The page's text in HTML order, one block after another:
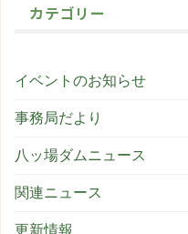
カテゴリー
イベントのお知らせ
事務局だより
八ッ場ダムニュース
関連ニュース
更新情報